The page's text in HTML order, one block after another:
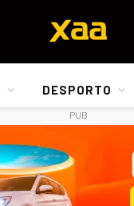
DESPORTO
PUB